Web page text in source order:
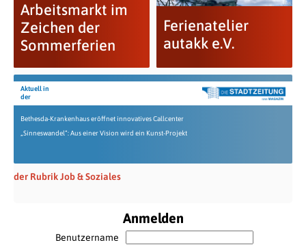
Arbeitsmarkt im
Zeichen der
Sommerferien
Ferienatelier
autakk e.V.
Aktuell in
der
Bethesda-Krankenhaus eröffnet innovatives Callcenter
„Sinneswandel“: Aus einer Vision wird ein Kunst-Projekt
der Rubrik Job & Soziales
Anmelden
Benutzername